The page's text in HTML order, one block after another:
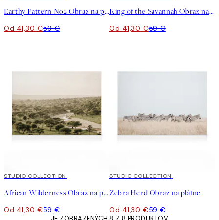
Earthy Pattern No2 Obraz na plátne
Od 41,30 €59 €
King of the Savannah Obraz na plátne
Od 41,30 €59 €
30%*
STUDIO COLLECTION
African Wilderness Obraz na plátne
Od 41,30 €59 €
30%*
STUDIO COLLECTION
Zebra Herd​ Obraz na plátne
Od 41,30 €59 €